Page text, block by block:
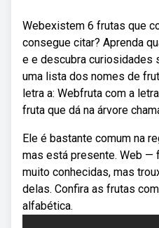
Webexistem 6 frutas que
consegue citar? Aprenda
e e descubra curiosidades
uma lista dos nomes de
letra a: Webfruta com a
fruta que dá na árvore
Ele é bastante comum na
mas está presente. Web —
muito conhecidas, mas
delas. Confira as frutas
alfabética.